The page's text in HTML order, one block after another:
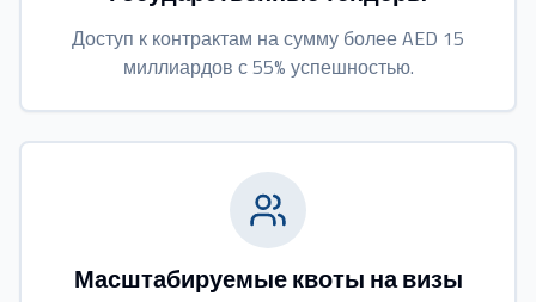
Доступ к контрактам на сумму более AED 15
миллиардов с 55% успешностью.
Масштабируемые квоты на визы